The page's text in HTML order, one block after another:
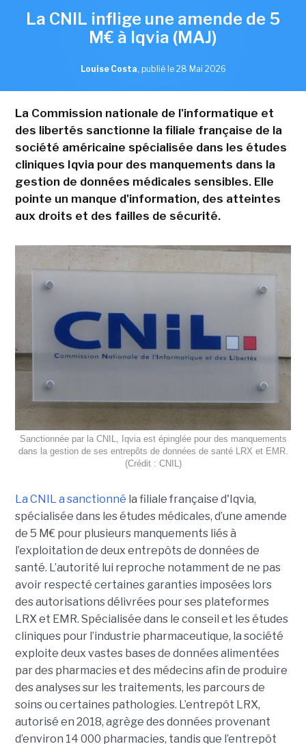
La CNIL inflige une amende de 5
M€ à Iqvia (MAJ)
Louise Costa, publié le 28 Mai 2026
La Commission nationale de l'informatique et
des libertés sanctionne la filiale française de la
société américaine spécialisée dans les études
cliniques Iqvia pour des manquements dans la
gestion de données médicales sensibles. Elle
pointe un manque d'information, des atteintes
aux droits et des failles de sécurité.
Sanctionnée par la CNIL, Iqvia est épinglée pour des manquements
dans la gestion de ses entrepôts de données de santé LRX et EMR.
(Crédit : CNIL)
La CNIL a sanctionné la filiale française d'Iqvia,
spécialisée dans les études médicales, d’une amende
de 5 M€ pour plusieurs manquements liés à
l’exploitation de deux entrepôts de données de
santé. L’autorité lui reproche notamment de ne pas
avoir respecté certaines garanties imposées lors
des autorisations délivrées pour ses plateformes
LRX et EMR. Spécialisée dans le conseil et les études
cliniques pour l’industrie pharmaceutique, la société
exploite deux vastes bases de données alimentées
par des pharmacies et des médecins afin de produire
des analyses sur les traitements, les parcours de
soins ou certaines pathologies. L’entrepôt LRX,
autorisé en 2018, agrège des données provenant
d’environ 14 000 pharmacies, tandis que l’entrepôt